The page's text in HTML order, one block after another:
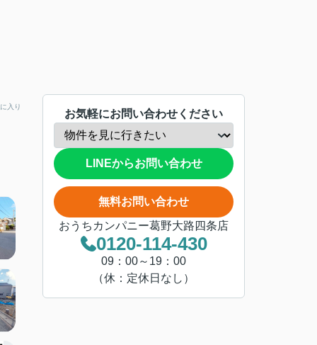
入り
お気軽にお問い合わせください
LINEからお問い合わせ
無料お問い合わせ
おうちカンパニー葛野大路四条店
0120-114-430
09：00～19：00
（休：定休日なし）